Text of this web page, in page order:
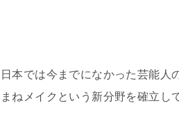
日本では今までになかった芸能人
まねメイクという新分野を確立し